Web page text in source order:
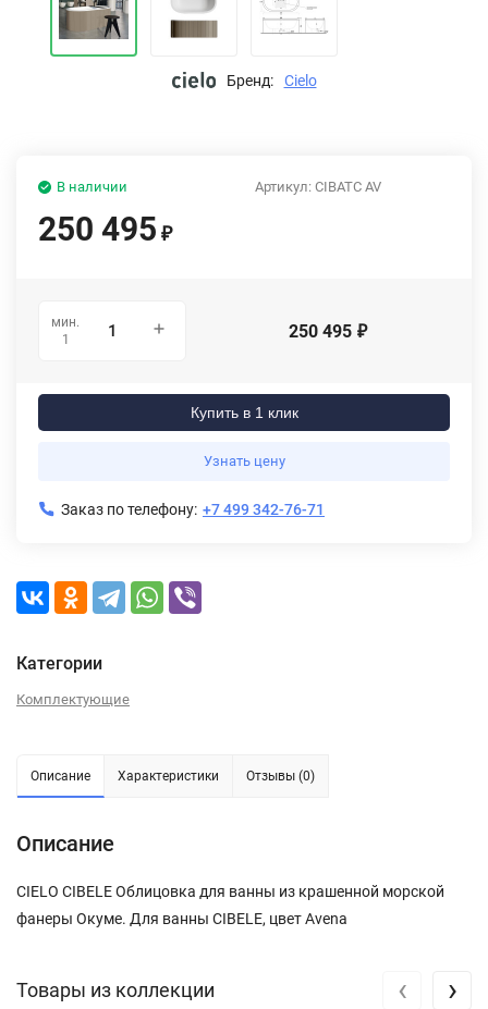
Бренд: Cielo
Артикул: CIBATC AV
В наличии
250 495 ₽
мин.
1
250 495 ₽
Купить в 1 клик
Узнать цену
Заказ по телефону: +7 499 342-76-71
Категории
Комплектующие
Описание Характеристики Отзывы (0)
Описание
CIELO CIBELE Облицовка для ванны из крашенной морской
фанеры Окуме. Для ванны CIBELE, цвет Avena
Товары из коллекции ‹ ›